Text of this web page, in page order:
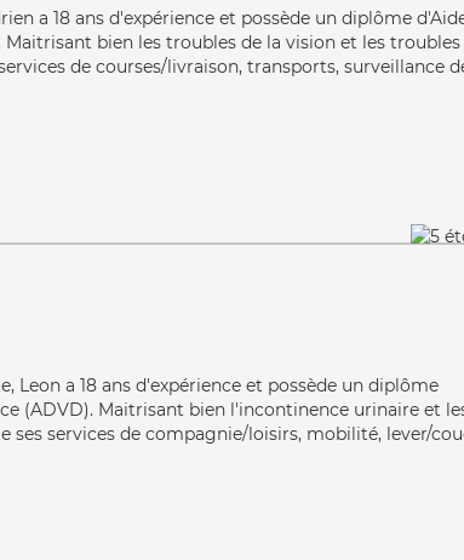
a 18 ans d'expérience et possède un diplôme
bien les troubles de la vision et les troubles
de courses/livraison, transports, surveillance
Leon a 18 ans d'expérience et possède un diplôme
(ADVD). Maitrisant bien l'incontinence urinaire et
ses services de compagnie/loisirs, mobilité, lever/